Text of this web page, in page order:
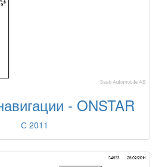
- ONSTAR
С 2011